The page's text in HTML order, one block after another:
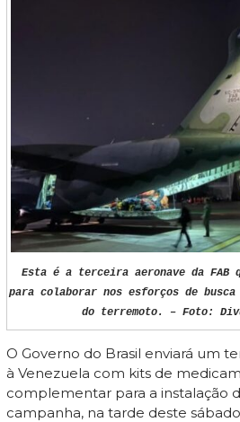
Esta é a terceira aeronave da FAB
para colaborar nos esforços de
do terremoto. – Foto:
O Governo do Brasil enviará um
à Venezuela com kits de
complementar para a instalação
campanha, na tarde deste